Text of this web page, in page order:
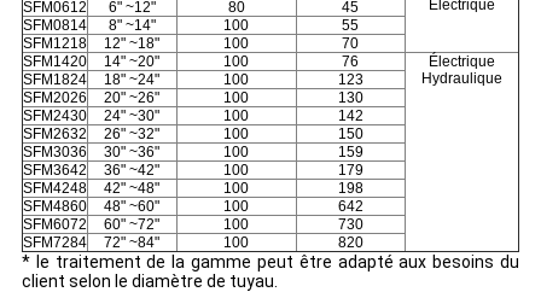
Électrique
SFM0612 6" ~12" 80
45
SFM0814
8" ~14" 100
55
SFM1218
12" ~18" 100
70
SFM1420
14" ~20" 100 76
Électrique
Hydraulique
SFM1824 18" ~24" 100
123
SFM2026
20" ~26" 100
130
SFM2430
24" ~30" 100
142
SFM2632
26" ~32" 100
150
SFM3036
30" ~36" 100
159
SFM3642
36" ~42" 100
179
SFM4248
42" ~48" 100
198
SFM4860
48" ~60" 100
642
SFM6072
60" ~72" 100
730
SFM7284
72" ~84" 100 820
* le traitement de la gamme peut être adapté aux besoins du
client selon le diamètre de tuyau.